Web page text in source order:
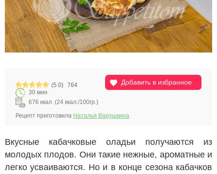
Добавить в избранное
(5.0) 764
30 мин
676 ккал. (24 ккал./100гр.)
Рецепт приготовила Наталья Варушкина
Вкусные кабачковые оладьи получаются из
молодых плодов. Они такие нежные, ароматные и
легко усваиваются. Но и в конце сезона кабачков